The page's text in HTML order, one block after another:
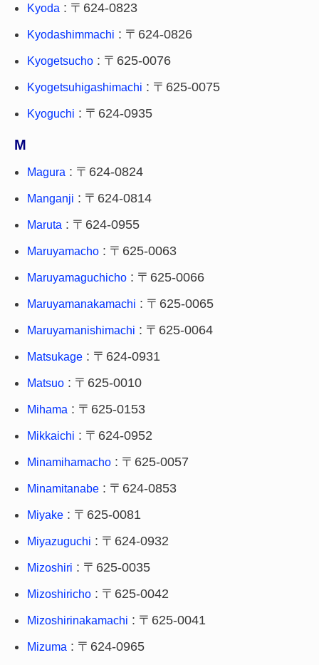
Kyoda : 〒624-0823
Kyodashimmachi : 〒624-0826
Kyogetsucho : 〒625-0076
Kyogetsuhigashimachi : 〒625-0075
Kyoguchi : 〒624-0935
M
Magura : 〒624-0824
Manganji : 〒624-0814
Maruta : 〒624-0955
Maruyamacho : 〒625-0063
Maruyamaguchicho : 〒625-0066
Maruyamanakamachi : 〒625-0065
Maruyamanishimachi : 〒625-0064
Matsukage : 〒624-0931
Matsuo : 〒625-0010
Mihama : 〒625-0153
Mikkaichi : 〒624-0952
Minamihamacho : 〒625-0057
Minamitanabe : 〒624-0853
Miyake : 〒625-0081
Miyazuguchi : 〒624-0932
Mizoshiri : 〒625-0035
Mizoshiricho : 〒625-0042
Mizoshirinakamachi : 〒625-0041
Mizuma : 〒624-0965